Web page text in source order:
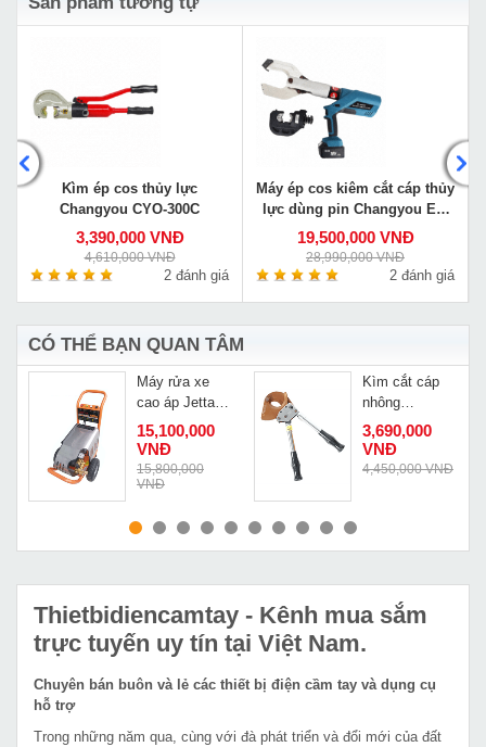
Kìm ép cos thủy lực
Changyou CYO-300C
3,390,000 VNĐ
4,610,000 VNĐ
2 đánh giá
Máy ép cos kiêm cắt cáp thủy
lực dùng pin Changyou EZ-
400/105C
19,500,000 VNĐ
28,990,000 VNĐ
2 đánh giá
CÓ THỂ BẠN QUAN TÂM
MUA NGAY
Máy rửa xe
cao áp Jetta
Jet250-5.5T4
15,100,000
VNĐ
15,800,000
VNĐ
MUA NGAY
Kìm cắt cáp
nhông
Changyou J50
cắt cáp thép
3,690,000
VNĐ
4,450,000 VNĐ
Thietbidiencamtay - Kênh mua sắm
trực tuyến uy tín tại Việt Nam.
Chuyên bán buôn và lẻ các thiết bị điện cầm tay và dụng cụ
hỗ trợ
Trong những năm qua, cùng với đà phát triển và đổi mới của đất